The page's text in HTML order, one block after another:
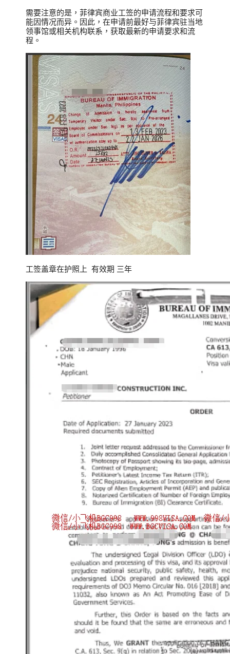
需要注意的是，菲律宾商业工签的申请流程和要求可
能因情况而异。因此，在申请前最好与菲律宾驻当地
领事馆或相关机构联系，获取最新的申请要求和流
程。
工签盖章在护照上 有效期 三年